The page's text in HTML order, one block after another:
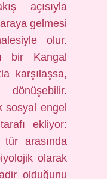
açısıyla
gelmesi
olur.
bir Kangal
karşılaşsa,
sosyal engel
ekliyor:
arasında
olarak
olduğunu